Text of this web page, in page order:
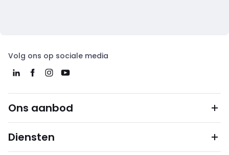
Volg ons op sociale media
Ons aanbod
Diensten